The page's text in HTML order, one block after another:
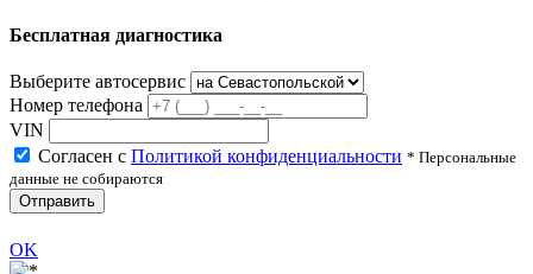
Бесплатная диагностика
Выберите автосервис
Номер телефона
VIN
Согласен с Политикой конфиденциальности * Персональные
данные не собираются
Отправить
OK